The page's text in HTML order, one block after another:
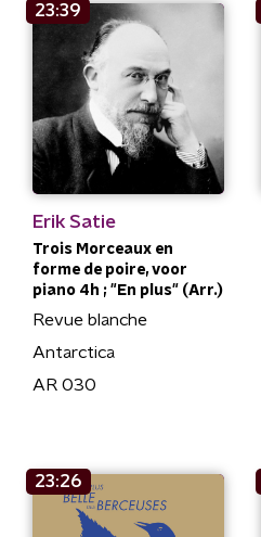
23:39
Erik Satie
Trois Morceaux en
forme de poire, voor
piano 4h ; "En plus" (Arr.)
Revue blanche
Antarctica
AR 030
23:26